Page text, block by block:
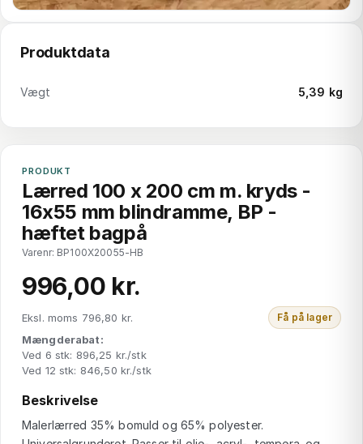
Produktdata
Vægt 5,39 kg
PRODUKT
Lærred 100 x 200 cm m. kryds -
16x55 mm blindramme, BP -
hæftet bagpå
Varenr: BP100X20055-HB
996,00 kr.
Eksl. moms 796,80 kr. Få på lager
Mængderabat:
Ved 6 stk: 896,25 kr./stk
Ved 12 stk: 846,50 kr./stk
Beskrivelse
Malerlærred 35% bomuld og 65% polyester.